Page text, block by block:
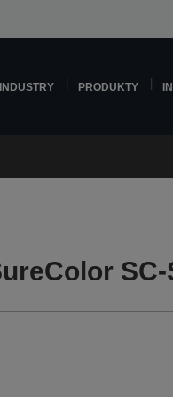
INDUSTRY PRODUKTY